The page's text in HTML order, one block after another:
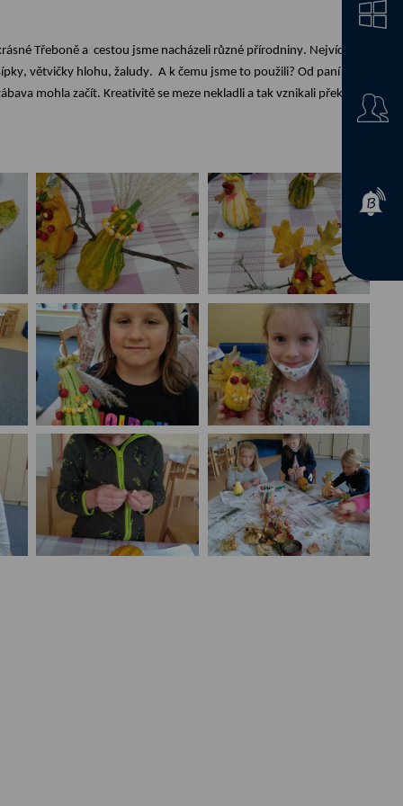
Třeboně a cestou jsme nacházeli různé přírodniny. Nejvíce děti
větvičky hlohu, žaludy. A k čemu jsme to použili? Od paní
mohla začít. Kreativitě se meze nekladli a tak vznikali překrásní